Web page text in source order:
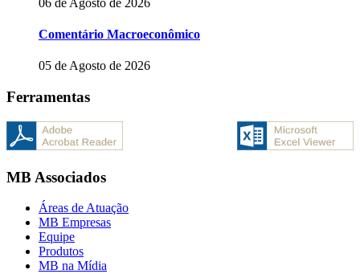
Comentário Macroeconômico
05 de Agosto de 2026
Ferramentas
MB Associados
Áreas de Atuação
MB Empresas
Equipe
Produtos
MB na Mídia